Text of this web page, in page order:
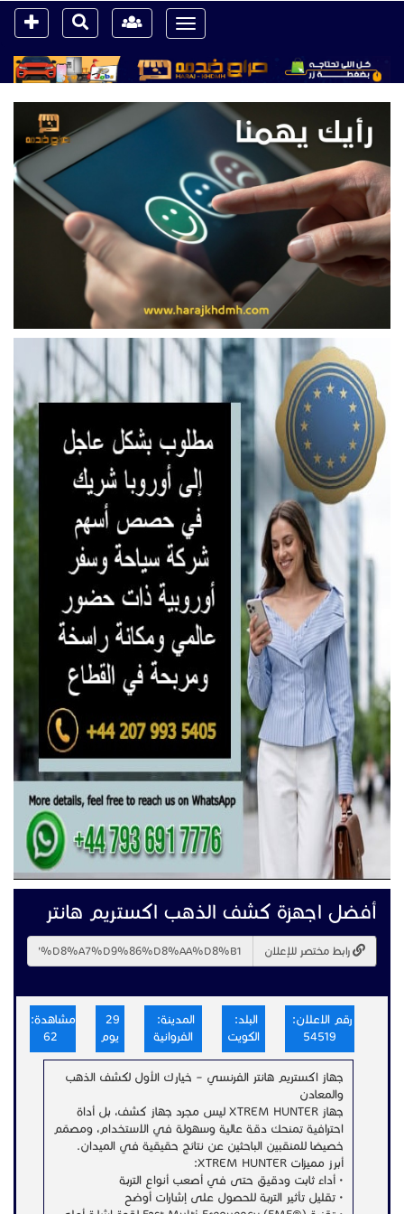
Toggle
navigation
أفضل اجهزة كشف الذهب اكستريم هانتر
رابط مختصر للإعلان
رقم الاعلان:
54519
البلد:
الكويت
المدينة:
الفروانية
يوم
مشاهدة:
جهاز اكستريم هانتر الفرنسي – خيارك الأول لكشف الذهب
والمعادن
جهاز XTREM HUNTER ليس مجرد جهاز كشف، بل أداة
احترافية تمنحك دقة عالية وسهولة في الاستخدام، ومصمّم
خصيصًا للمنقبين الباحثين عن نتائج حقيقية في الميدان.
أبرز مميزات XTREM HUNTER:
• أداء ثابت ودقيق حتى في أصعب أنواع التربة
• تقليل تأثير التربة للحصول على إشارات أوضح